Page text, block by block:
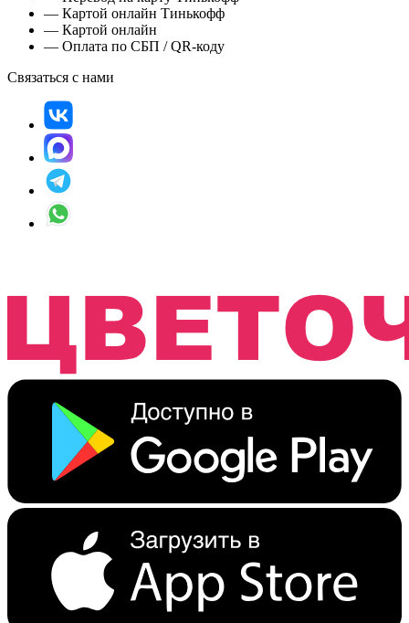
— Картой онлайн Тинькофф
— Картой онлайн
— Оплата по СБП / QR-коду
Связаться с нами